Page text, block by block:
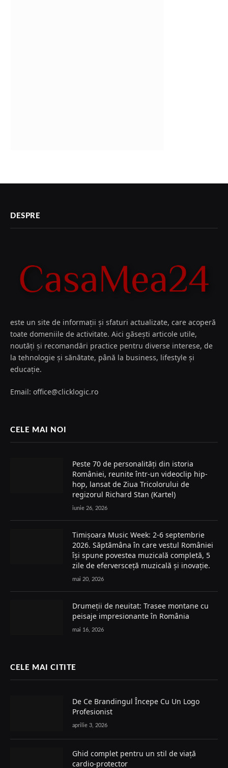
DESPRE
este un site de informații și sfaturi actualizate, care acoperă
toate domeniile de activitate. Aici găsești articole utile,
noutăți și recomandări practice pentru diverse interese, de
la tehnologie și sănătate, până la business, lifestyle și
educație.
Email: office@clicklogic.ro
CELE MAI NOI
Peste 70 de personalități din istoria
României, reunite într-un videoclip hip-
hop, lansat de Ziua Tricolorului de
regizorul Richard Stan (Kartel)
iunie 26, 2026
Timișoara Music Week: 2-6 septembrie
2026. Săptămâna în care vestul României
își spune povestea muzicală completă, 5
zile de eferversceță muzicală și inovație.
mai 20, 2026
Drumeții de neuitat: Trasee montane cu
peisaje impresionante în România
mai 16, 2026
CELE MAI CITITE
De Ce Brandingul Începe Cu Un Logo
Profesionist
aprilie 3, 2026
Ghid complet pentru un stil de viață
cardio-protector